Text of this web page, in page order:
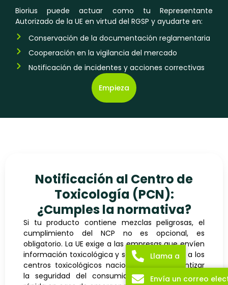
Biorius puede actuar como tu Representante
Autorizado de la UE en virtud del RGSP y ayudarte en:
Conservación de la documentación reglamentaria
Cooperación en la vigilancia del mercado
Notificación de incidentes y acciones correctivas
Empieza
Notificación al Centro de
Toxicología (PCN):
¿Cumples la normativa?
Si tu producto contiene mezclas peligrosas, el
cumplimiento del NCP no es opcional, es
obligatorio. La UE exige a las empresas que envíen
información toxicológica y sobre el producto a los
centros toxicológicos nacionales para garantizar
la seguridad del consumidor y una respuesta
Llama a
Envía un correo